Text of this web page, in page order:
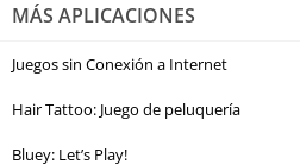
MÁS APLICACIONES
Juegos sin Conexión a Internet
Hair Tattoo: Juego de peluquería
Bluey: Let’s Play!